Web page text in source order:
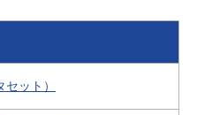
ット）